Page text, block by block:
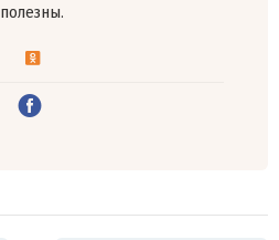
полезны.